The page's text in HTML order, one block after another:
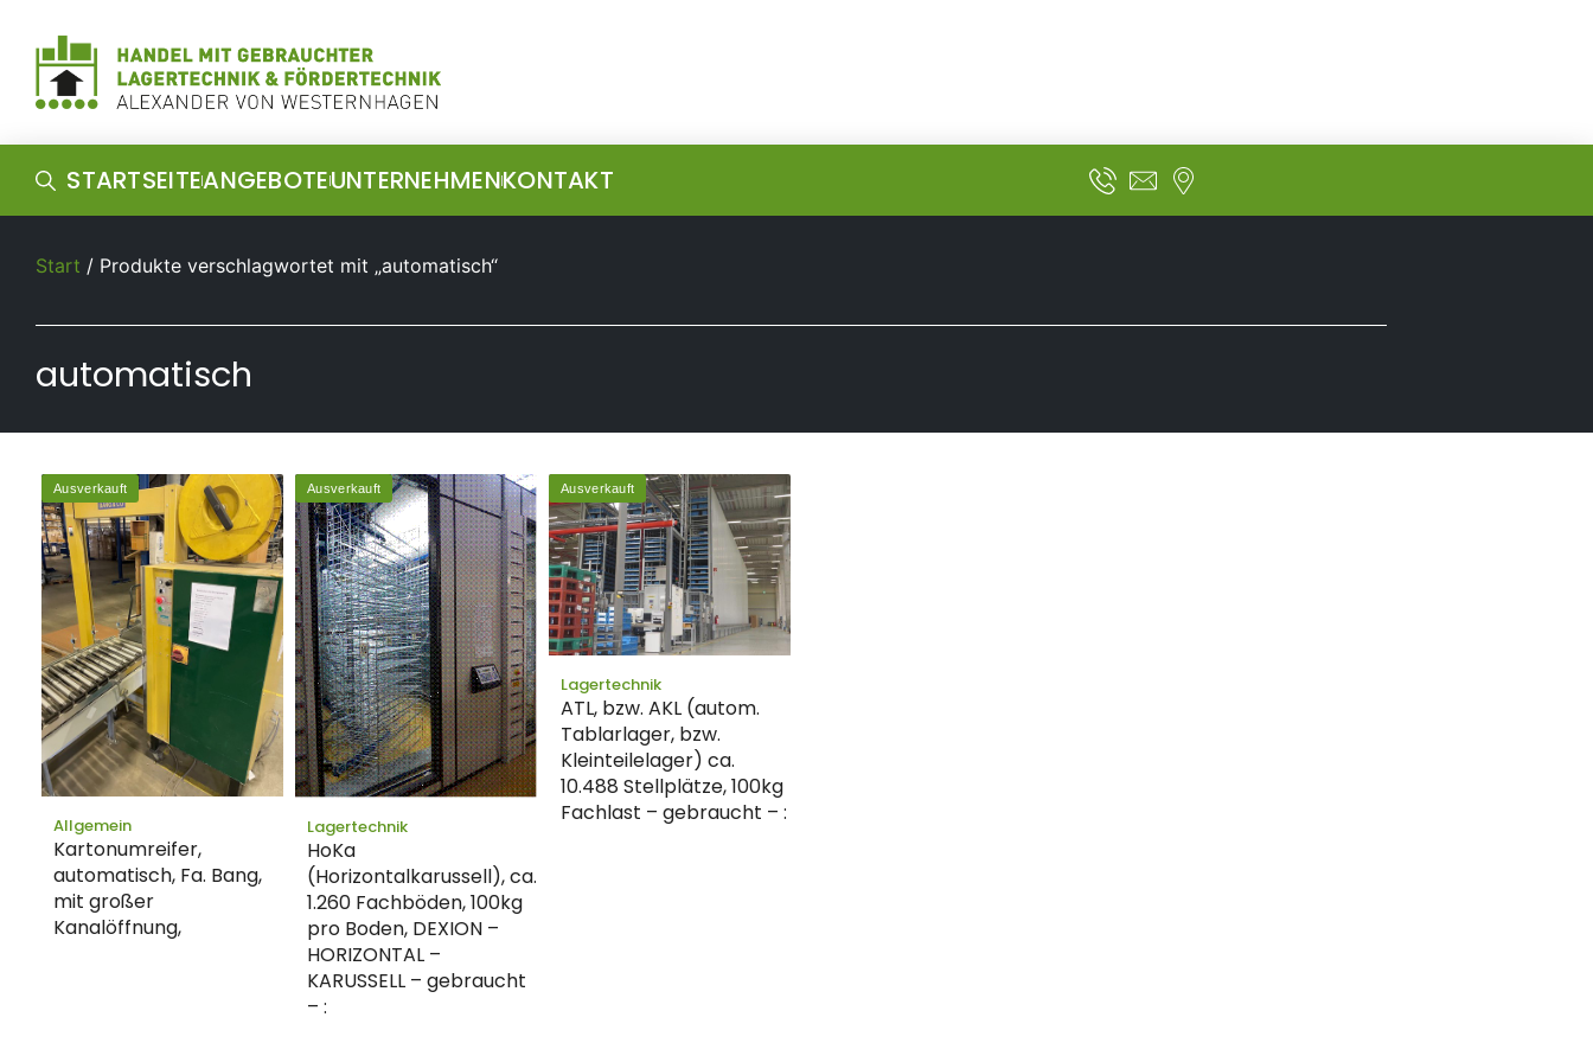
STARTSEITEANGEBOTEUNTERNEHMENKONTAKT
Start / Produkte verschlagwortet mit „automatisch“
automatisch
Ausverkauft
Allgemein
Kartonumreifer,
automatisch, Fa. Bang,
mit großer
Kanalöffnung,
Ausverkauft
Lagertechnik
HoKa
(Horizontalkarussell), ca.
1.260 Fachböden, 100kg
pro Boden, DEXION –
HORIZONTAL –
KARUSSELL – gebraucht
– :
Ausverkauft
Lagertechnik
ATL, bzw. AKL (autom.
Tablarlager, bzw.
Kleinteilelager) ca.
10.488 Stellplätze, 100kg
Fachlast – gebraucht – :